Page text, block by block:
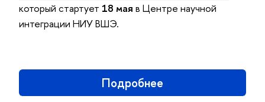
который стартует 18 мая в Центре научной
интеграции НИУ ВШЭ.
Подробнее